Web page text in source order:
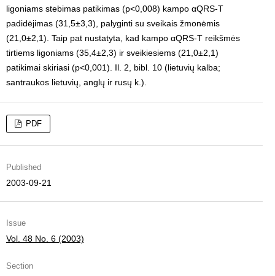
ligoniams stebimas patikimas (p<0,008) kampo αQRS-T
padidėjimas (31,5±3,3), palyginti su sveikais žmonėmis
(21,0±2,1). Taip pat nustatyta, kad kampo αQRS-T reikšmės
tirtiems ligoniams (35,4±2,3) ir sveikiesiems (21,0±2,1)
patikimai skiriasi (p<0,001). Il. 2, bibl. 10 (lietuvių kalba;
santraukos lietuvių, anglų ir rusų k.).
PDF
Published
2003-09-21
Issue
Vol. 48 No. 6 (2003)
Section